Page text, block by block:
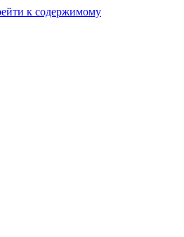
к содержимому